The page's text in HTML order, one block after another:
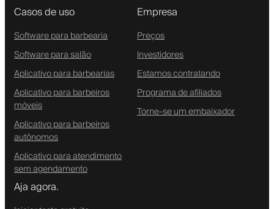
Casos de uso
Software para barbearia
Software para salão
Aplicativo para barbearias
Aplicativo para barbeiros
móveis
Aplicativo para barbeiros
autônomos
Aplicativo para atendimento
sem agendamento
Empresa
Preços
Investidores
Estamos contratando
Programa de afiliados
Torne-se um embaixador
Aja agora.